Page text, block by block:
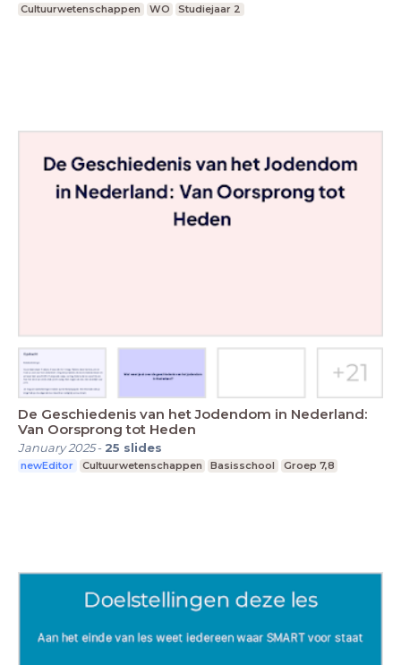
Cultuurwetenschappen WO Studiejaar 2
De Geschiedenis van het Jodendom in Nederland:
Van Oorsprong tot Heden
January 2025- 25 slides
newEditor Cultuurwetenschappen Basisschool Groep 7,8